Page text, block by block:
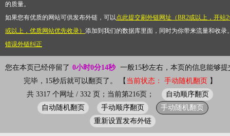
的质量。
如果您有优质的网站可供发布外链，可以点此提交刷外链网址（BR2或以上，开站
或以上，优质网站优先收录） 添加到我们的数据库里面，同时为你带来流量和收录
错误外链纠正
您在本页已经停留了 0小时0分14秒 一般15秒左右，本页的信息能够提
完毕，15秒后就可以翻页了。 【 当前状态： 手动随机翻页 】
共 3317 个网址 / 332 页；当前第216页；
自动顺序翻页
自动随机翻页
手动顺序翻页
手动随机翻页
重新设置发布外链